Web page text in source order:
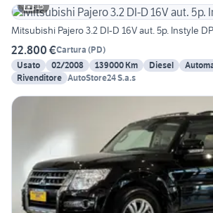
15
Mitsubishi Pajero 3.2 DI-D 16V aut. 5p. Instyle DP
22.800 €Cartura (PD)
Usato
02/2008 139000 Km Diesel
Rivenditore AutoStore24 S.a.s